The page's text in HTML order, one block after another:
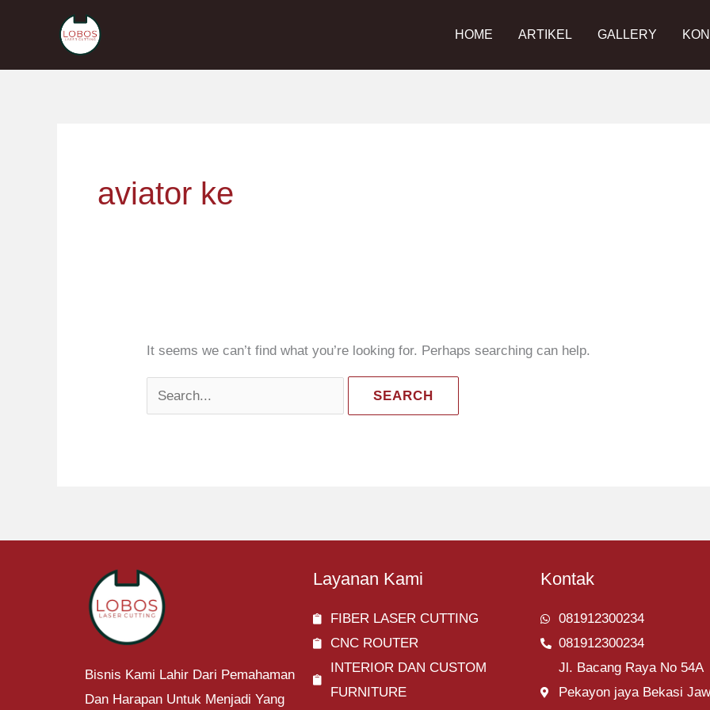
HOME ARTIKEL GALLERY
aviator ke
It seems we can’t find what you’re looking for. Perhaps searching can help.
Bisnis Kami Lahir Dari Pemahaman
Dan Harapan Untuk Menjadi Yang
Layanan Kami
FIBER LASER CUTTING
CNC ROUTER
INTERIOR DAN CUSTOM
FURNITURE
Kontak
081912300234
081912300234
Jl. Bacang Raya No 54A
Pekayon jaya Bekasi